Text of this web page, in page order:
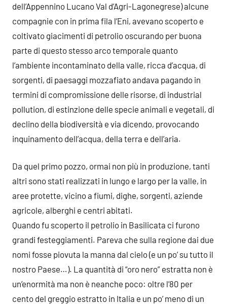
dell’Appennino Lucano Val d’Agri-Lagonegrese) alcune
compagnie con in prima fila l’Eni, avevano scoperto e
coltivato giacimenti di petrolio oscurando per buona
parte di questo stesso arco temporale quanto
l’ambiente incontaminato della valle, ricca d’acqua, di
sorgenti, di paesaggi mozzafiato andava pagando in
termini di compromissione delle risorse, di industrial
pollution, di estinzione delle specie animali e vegetali, di
declino della biodiversità e via dicendo, provocando
inquinamento dell’acqua, della terra e dell’aria.
Da quel primo pozzo, ormai non più in produzione, tanti
altri sono stati realizzati in lungo e largo per la valle, in
aree protette, vicino a fiumi, dighe, sorgenti, aziende
agricole, alberghi e centri abitati.
Quando fu scoperto il petrolio in Basilicata ci furono
grandi festeggiamenti. Pareva che sulla regione dai due
nomi fosse piovuta la manna dal cielo (e un po’ su tutto il
nostro Paese…). La quantità di “oro nero” estratta non è
un’enormità ma non è neanche poco: oltre l’80 per
cento del greggio estratto in Italia e un po’ meno di un